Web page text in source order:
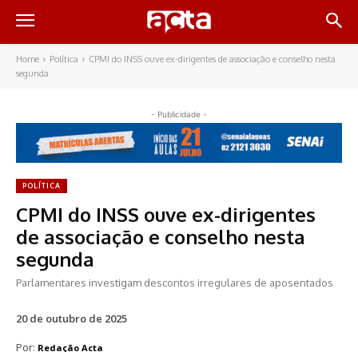
Home Política
CPMI do INSS ouve ex-dirigentes de associação e conselho nesta
segunda
- Publicidade -
POLÍTICA
CPMI do INSS ouve ex-dirigentes
de associação e conselho nesta
segunda
Parlamentares investigam descontos irregulares de aposentados
20 de outubro de 2025
Por: Redação Acta